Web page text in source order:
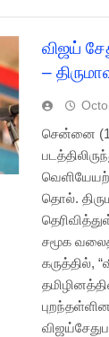
விஜய்
–
சென்னை
தொல்.
சமூக
கருத்தில்,